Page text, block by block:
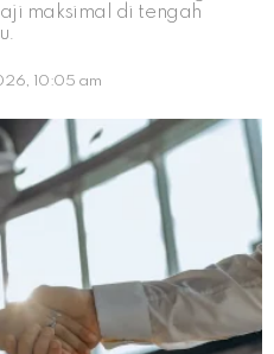
maksimal di tengah
10:05 am